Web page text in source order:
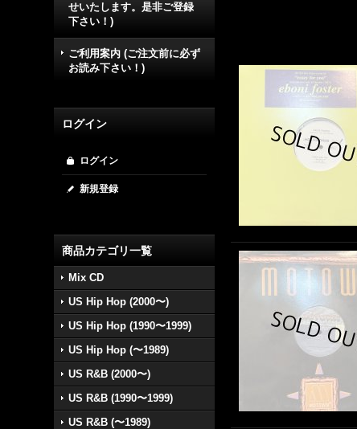
せいたします。是非ご登録
下さい！)
ご利用案内 (ご注文前に必ず
お読み下さい！)
ログイン
ログイン
新規登録
商品カテゴリ一覧
Mix CD
US Hip Hop (2000〜)
US Hip Hop (1990〜1999)
US Hip Hop (〜1989)
US R&B (2000〜)
US R&B (1990〜1999)
US R&B (〜1989)